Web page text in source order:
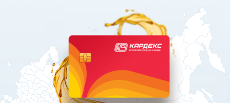
Карта АЗС
Получить консультацию